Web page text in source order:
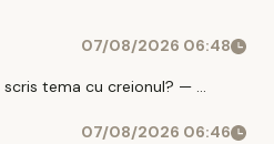
07/08/2026 06:48
tema cu creionul? — ...
07/08/2026 06:46